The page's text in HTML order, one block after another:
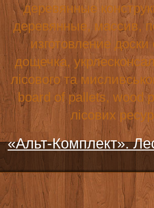
деревянные
деревянные, массив,
изготовление
дощечка,
лісового та
board of pallets,wood
лісових
«Альт-Комплект».